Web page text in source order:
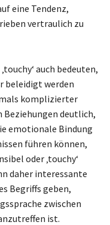
eine Tendenz,
vertraulich zu
auch bedeuten,
beleidigt werden
komplizierter
Beziehungen deutlich,
emotionale Bindung
führen können,
oder ‚touchy‘
daher interessante
Begriffs geben,
zwischen
ist.